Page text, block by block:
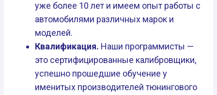
уже более 10 лет и имеем опыт работы с
автомобилями различных марок и
моделей.
Квалификация. Наши программисты —
это сертифицированные калибровщики,
успешно прошедшие обучение у
именитых производителей тюнингового